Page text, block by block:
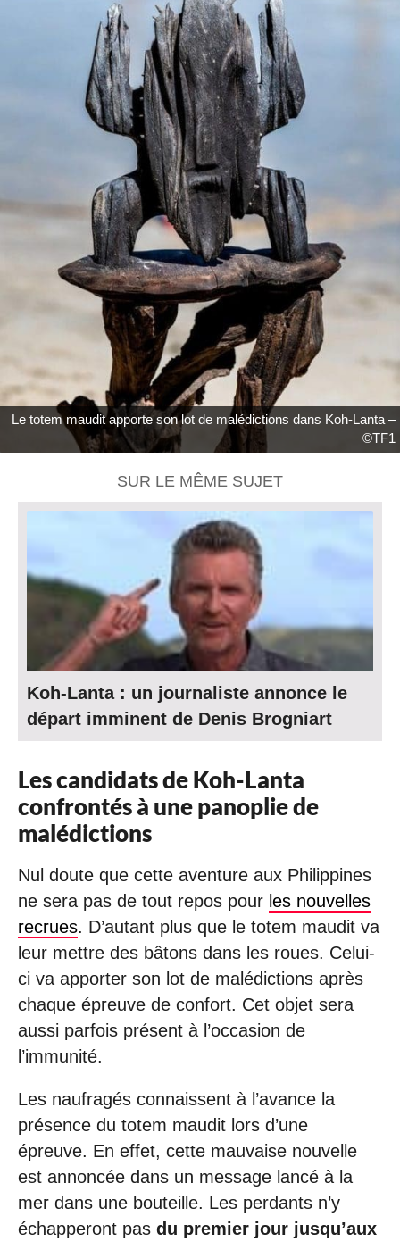
Le totem maudit apporte son lot de malédictions dans Koh-Lanta –
©TF1
SUR LE MÊME SUJET
Koh-Lanta : un journaliste annonce le
départ imminent de Denis Brogniart
Les candidats de Koh-Lanta
confrontés à une panoplie de
malédictions
Nul doute que cette aventure aux Philippines
ne sera pas de tout repos pour les nouvelles
recrues. D’autant plus que le totem maudit va
leur mettre des bâtons dans les roues. Celui-
ci va apporter son lot de malédictions après
chaque épreuve de confort. Cet objet sera
aussi parfois présent à l’occasion de
l’immunité.
Les naufragés connaissent à l’avance la
présence du totem maudit lors d’une
épreuve. En effet, cette mauvaise nouvelle
est annoncée dans un message lancé à la
mer dans une bouteille. Les perdants n’y
échapperont pas du premier jour jusqu’aux